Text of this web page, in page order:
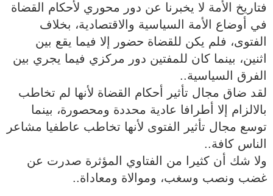
فتاريخ الأمة لا يخبرنا عن دور محوري لأحكام القضاة
في أوضاع الأمة السياسية والاقتصادية، بخلاف
الفتوى، فلم يكن للقضاة حضور إلا فيما يقع بين
اثنين، بينما كان للمفتين دور مركزي فيما يجري بين
الفرق السياسية..
لقد ضاق مجال تأثير أحكام القضاة لأنها لم تخاطب
بالالزام إلا أطرافا عادية محددة ومحصورة، بينما
توسع مجال تأثير الفتوى لأنها تخاطب عاطفيا مشاعر
الناس كافة..
ولا شك أن كثيرا من الفتاوي المؤثرة صدرت عن
غضب ونصب وسغب، وموالاة ومعاداة..